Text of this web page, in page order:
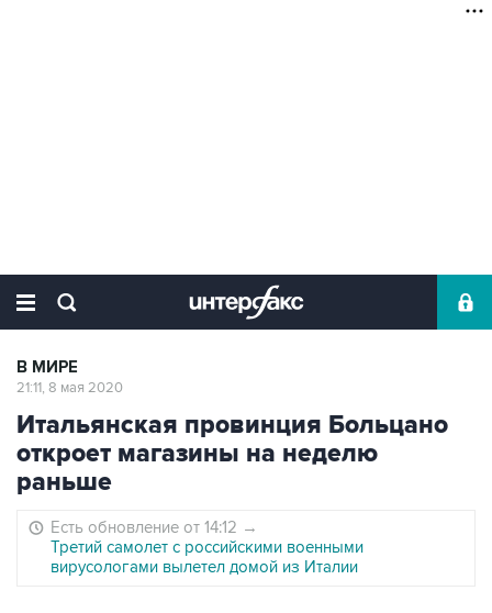
В МИРЕ
21:11, 8 мая 2020
Итальянская провинция Больцано
откроет магазины на неделю
раньше
Есть обновление от 14:12 →
Третий самолет с российскими военными
вирусологами вылетел домой из Италии